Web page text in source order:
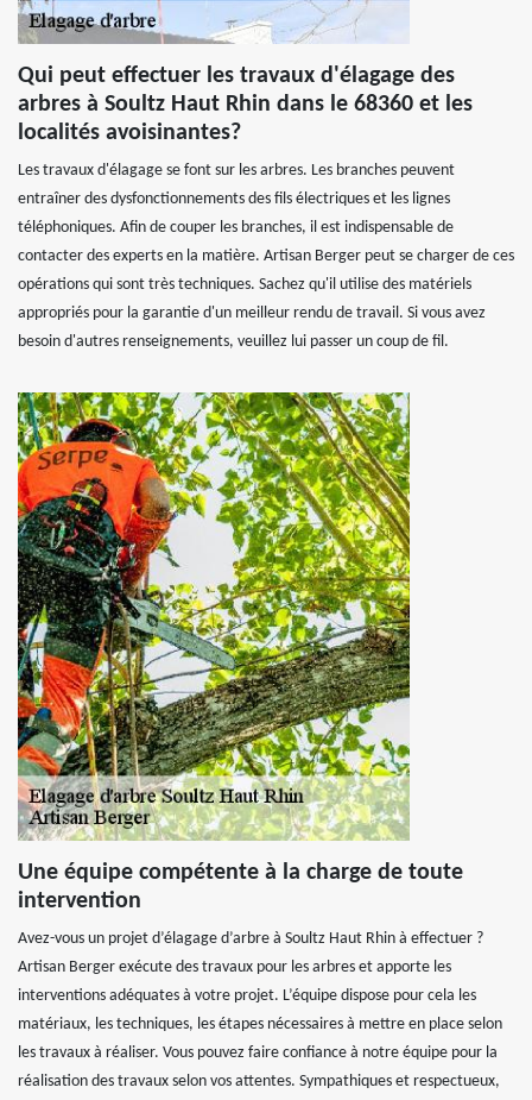
Qui peut effectuer les travaux d'élagage des
arbres à Soultz Haut Rhin dans le 68360 et les
localités avoisinantes?
Les travaux d'élagage se font sur les arbres. Les branches peuvent
entraîner des dysfonctionnements des fils électriques et les lignes
téléphoniques. Afin de couper les branches, il est indispensable de
contacter des experts en la matière. Artisan Berger peut se charger de ces
opérations qui sont très techniques. Sachez qu'il utilise des matériels
appropriés pour la garantie d'un meilleur rendu de travail. Si vous avez
besoin d'autres renseignements, veuillez lui passer un coup de fil.
Une équipe compétente à la charge de toute
intervention
Avez-vous un projet d’élagage d’arbre à Soultz Haut Rhin à effectuer ?
Artisan Berger exécute des travaux pour les arbres et apporte les
interventions adéquates à votre projet. L’équipe dispose pour cela les
matériaux, les techniques, les étapes nécessaires à mettre en place selon
les travaux à réaliser. Vous pouvez faire confiance à notre équipe pour la
réalisation des travaux selon vos attentes. Sympathiques et respectueux,